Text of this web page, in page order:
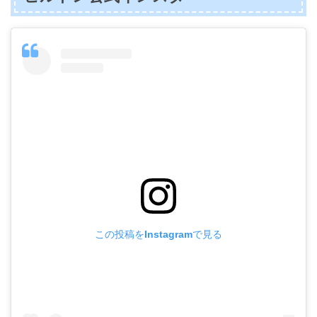
この投稿をInstagramで見る